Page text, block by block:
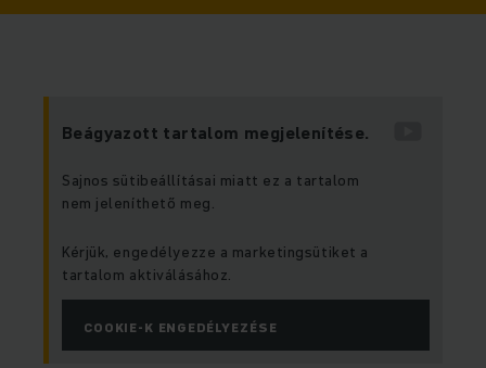
Beágyazott tartalom megjelenítése.
Sajnos sütibeállításai miatt ez a tartalom
nem jeleníthető meg.
Kérjük, engedélyezze a marketingsütiket a
tartalom aktiválásához.
COOKIE-K ENGEDÉLYEZÉSE